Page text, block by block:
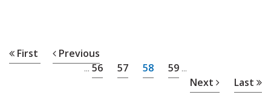
First Previous
... 56 57 58 59 ...
Next Last